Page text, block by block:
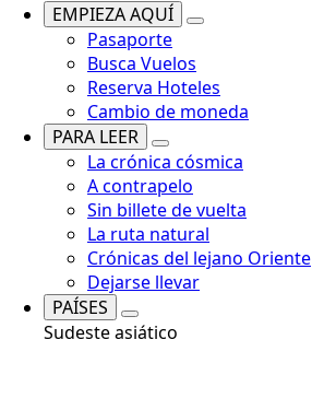
EMPIEZA AQUÍ
Pasaporte
Busca Vuelos
Reserva Hoteles
Cambio de moneda
PARA LEER
La crónica cósmica
A contrapelo
Sin billete de vuelta
La ruta natural
Crónicas del lejano Oriente
Dejarse llevar
PAÍSES
Sudeste asiático